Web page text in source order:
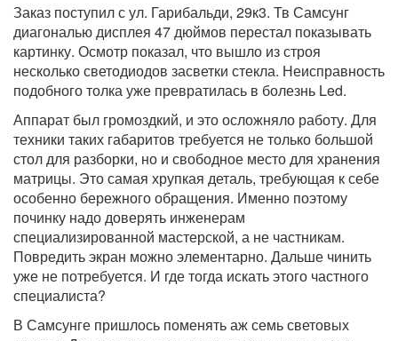
Заказ поступил с ул. Гарибальди, 29к3. Тв Самсунг
диагональю дисплея 47 дюймов перестал показывать
картинку. Осмотр показал, что вышло из строя
несколько светодиодов засветки стекла. Неисправность
подобного толка уже превратилась в болезнь Led.
Аппарат был громоздкий, и это осложняло работу. Для
техники таких габаритов требуется не только большой
стол для разборки, но и свободное место для хранения
матрицы. Это самая хрупкая деталь, требующая к себе
особенно бережного обращения. Именно поэтому
починку надо доверять инженерам
специализированной мастерской, а не частникам.
Повредить экран можно элементарно. Дальше чинить
уже не потребуется. И где тогда искать этого частного
специалиста?
В Самсунге пришлось поменять аж семь световых